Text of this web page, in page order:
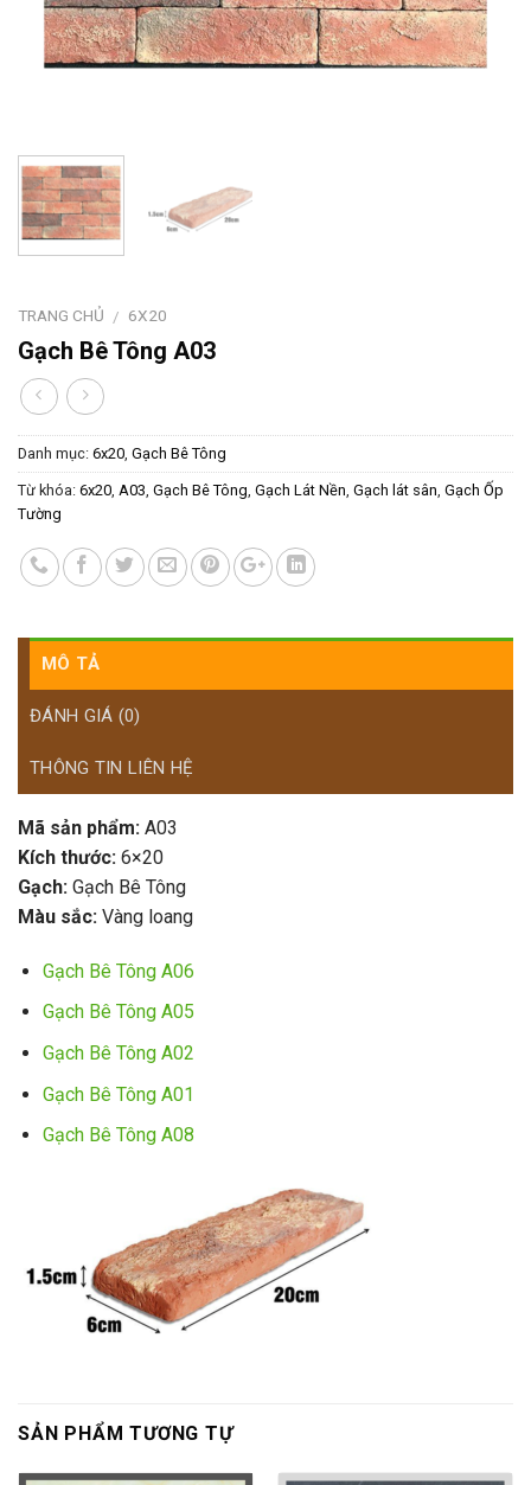
TRANG CHỦ / 6X20
Gạch Bê Tông A03
Danh mục: 6x20, Gạch Bê Tông
Từ khóa: 6x20, A03, Gạch Bê Tông, Gạch Lát Nền, Gạch lát sân, Gạch Ốp
Tường
MÔ TẢ
ĐÁNH GIÁ (0)
THÔNG TIN LIÊN HỆ
Mã sản phẩm: A03
Kích thước: 6×20
Gạch: Gạch Bê Tông
Màu sắc: Vàng loang
Gạch Bê Tông A06
Gạch Bê Tông A05
Gạch Bê Tông A02
Gạch Bê Tông A01
Gạch Bê Tông A08
SẢN PHẨM TƯƠNG TỰ